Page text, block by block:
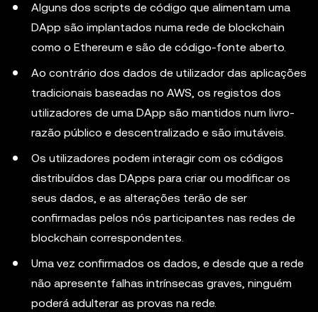
Alguns dos scripts de código que alimentam uma
DApp são implantados numa rede de blockchain
como o Ethereum e são de código-fonte aberto.
Ao contrário dos dados de utilizador das aplicações
tradicionais baseadas no AWS, os registos dos
utilizadores de uma DApp são mantidos num livro-
razão público e descentralizado e são imutáveis.
Os utilizadores podem interagir com os códigos
distribuídos das DApps para criar ou modificar os
seus dados, e as alterações terão de ser
confirmadas pelos nós participantes nas redes de
blockchain correspondentes.
Uma vez confirmados os dados, e desde que a rede
não apresente falhas intrínsecas graves, ninguém
poderá adulterar as provas na rede.